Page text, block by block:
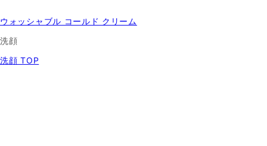
ウォッシャブル コールド クリーム
洗顔
洗顔 TOP